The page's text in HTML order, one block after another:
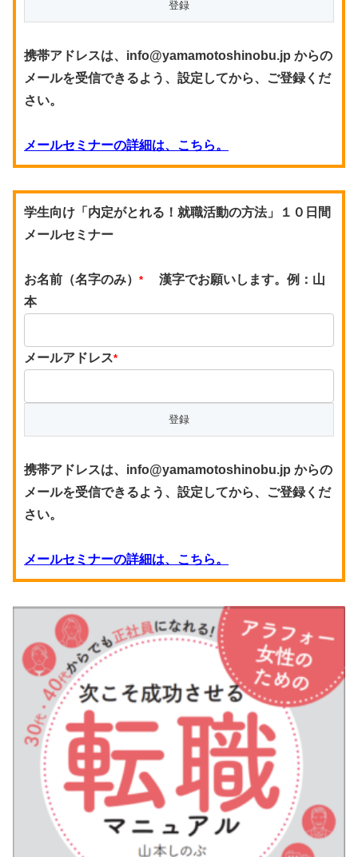
携帯アドレスは、info@yamamotoshinobu.jp からの
メールを受信できるよう、設定してから、ご登録くだ
さい。
メールセミナーの詳細は、こちら。
学生向け「内定がとれる！就職活動の方法」１０日間
メールセミナー
お名前（名字のみ） *
漢字でお願いします。例：山
本
メールアドレス*
携帯アドレスは、info@yamamotoshinobu.jp からの
メールを受信できるよう、設定してから、ご登録くだ
さい。
メールセミナーの詳細は、こちら。